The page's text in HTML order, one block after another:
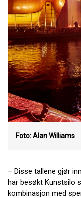
Foto: Alan Williams
– Disse tallene gjør
har besøkt Kunstsilo
kombinasjon med